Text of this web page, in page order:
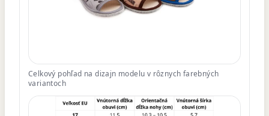
Celkový pohľad na dizajn modelu v rôznych farebných
variantoch